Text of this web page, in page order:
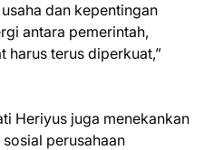
dan kepentingan
antara pemerintah,
harus terus diperkuat,”
Heriyus juga menekankan
perusahaan